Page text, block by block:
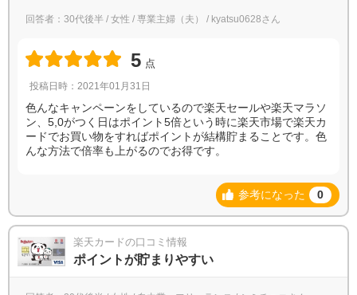
回答者：30代後半 / 女性 / 専業主婦（夫） / kyatsu0628さん
5 点
投稿日時：2021年01月31日
色んなキャンペーンをしているので楽天セールや楽天マラソ
ン、5,0がつく日はポイント5倍という時に楽天市場で楽天カ
ードでお買い物をすればポイントが結構貯まることです。色
んな方法で倍率も上がるのでお得です。
参考になった 0
楽天カードの口コミ情報
ポイントが貯まりやすい